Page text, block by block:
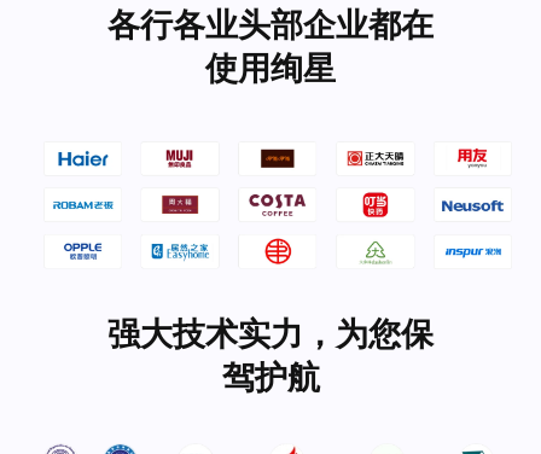
各行各业头部企业都在
使用绚星
强大技术实力，为您保
驾护航